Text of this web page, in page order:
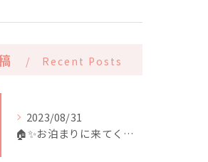
Recent Posts
2023/08/31
🏠✨️お泊まりに来てくれたお友達✨️🏠